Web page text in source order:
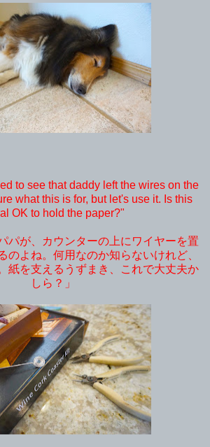
to see that daddy left the wires on the
what this is for, but let's use it. Is this
OK to hold the paper?"
パが、カウンターの上にワイヤーを置
のよね。何用なのか知らないけれど、
紙を支えるうずまき、これで大丈夫か
しら？」